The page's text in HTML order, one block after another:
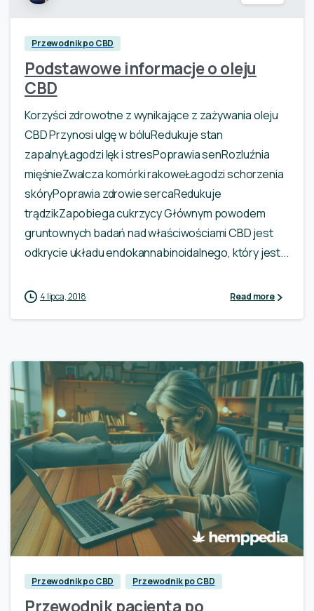
Przewodnik po CBD
Podstawowe informacje o oleju
CBD
Korzyści zdrowotne z wynikające z zażywania oleju
CBD Przynosi ulgę w bóluRedukuje stan
zapalnyŁagodzi lęk i stresPoprawia senRozluźnia
mięśnieZwalcza komórki rakoweŁagodzi schorzenia
skóryPoprawia zdrowie sercaRedukuje
trądzikZapobiega cukrzycy Głównym powodem
gruntownych badań nad właściwościami CBD jest
odkrycie układu endokannabinoidalnego, który jest...
4 lipca, 2018 Read more
0
Przewodnik po CBD Przewodnik po CBD
Przewodnik pacjenta po